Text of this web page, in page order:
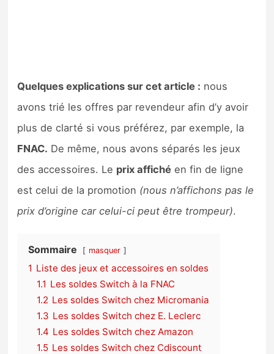
Quelques explications sur cet article : nous
avons trié les offres par revendeur afin d’y avoir
plus de clarté si vous préférez, par exemple, la
FNAC. De même, nous avons séparés les jeux
des accessoires. Le prix affiché en fin de ligne
est celui de la promotion (nous n’affichons pas le
prix d’origine car celui-ci peut être trompeur).
Sommaire masquer
1 Liste des jeux et accessoires en soldes
1.1 Les soldes Switch à la FNAC
1.2 Les soldes Switch chez Micromania
1.3 Les soldes Switch chez E. Leclerc
1.4 Les soldes Switch chez Amazon
1.5 Les soldes Switch chez Cdiscount